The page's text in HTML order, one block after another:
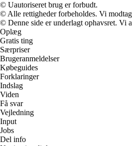
© Uautoriseret brug er forbudt.
© Alle rettigheder forbeholdes. Vi
© Denne side er underlagt ophavsret. Vi
Oplæg
Gratis ting
Særpriser
Brugeranmeldelser
Købeguides
Forklaringer
Indslag
Viden
Få svar
Vejledning
Input
Jobs
Del info